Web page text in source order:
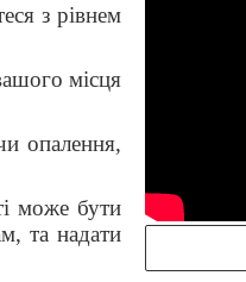
з рівнем
місця
опалення,
може бути
та надати